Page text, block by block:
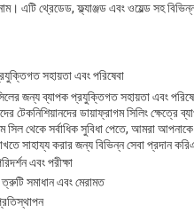
নাম। এটি থ্রেডেড, ফ্ল্যাঞ্জড এবং ওয়েল্ড সহ
সহায়তা এবং পরিষেবা
জন্য ব্যাপক প্রযুক্তিগত সহায়তা এবং
ডায়াফ্রাগম সিলিং ক্ষেত্রে
থেকে সর্বাধিক সুবিধা পেতে, আমরা
সাহায্য করার জন্য বিভিন্ন সেবা প্রদান
এবং পরীক্ষা
সমাধান এবং মেরামত